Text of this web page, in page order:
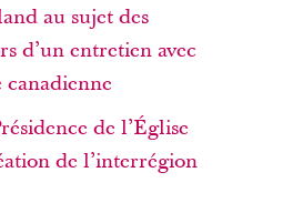
au sujet des
d’un entretien avec
de l’Église
de l’interrégion